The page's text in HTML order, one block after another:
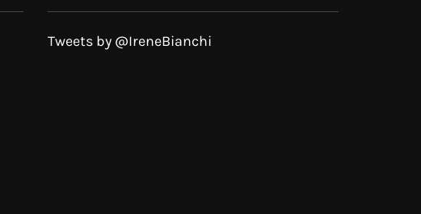
Tweets by @IreneBianchi